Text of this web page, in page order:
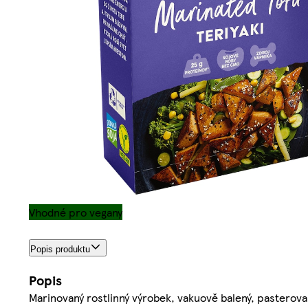
Vhodné pro vegany
Popis produktu
Popis
Marinovaný rostlinný výrobek, vakuově balený,